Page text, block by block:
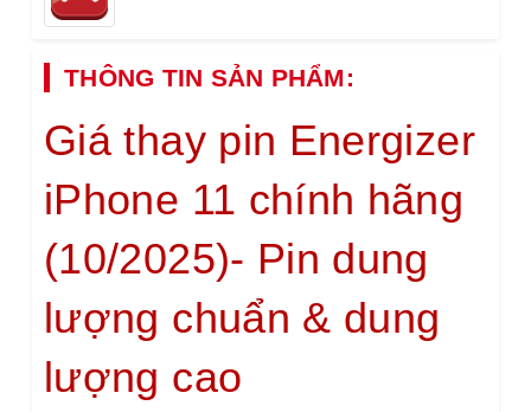
THÔNG TIN SẢN PHẨM:
Giá thay pin Energizer
iPhone 11 chính hãng
(10/2025)- Pin dung
lượng chuẩn & dung
lượng cao